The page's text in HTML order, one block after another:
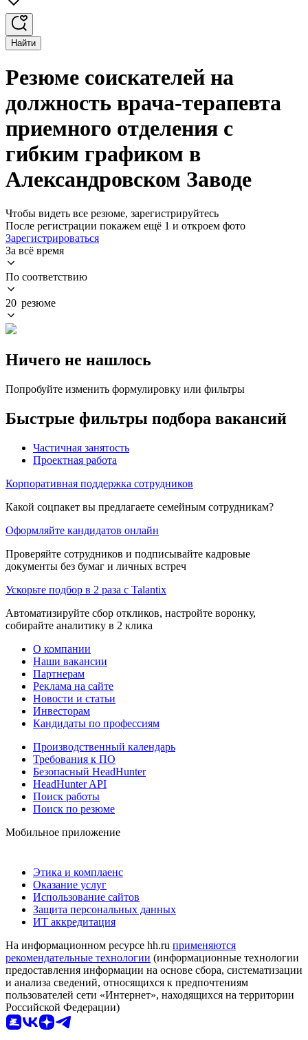
Найти
Резюме соискателей на
должность врача-терапевта
приемного отделения с
гибким графиком в
Александровском Заводе
Чтобы видеть все резюме, зарегистрируйтесь
После регистрации покажем ещё 1 и откроем фото
Зарегистрироваться
За всё время
По соответствию
20 резюме
Ничего не нашлось
Попробуйте изменить формулировку или фильтры
Быстрые фильтры подбора вакансий
Частичная занятость
Проектная работа
Корпоративная поддержка сотрудников
Какой соцпакет вы предлагаете семейным сотрудникам?
Оформляйте кандидатов онлайн
Проверяйте сотрудников и подписывайте кадровые
документы без бумаг и личных встреч
Ускорьте подбор в 2 раза с Talantix
Автоматизируйте сбор откликов, настройте воронку,
собирайте аналитику в 2 клика
О компании
Наши вакансии
Партнерам
Реклама на сайте
Новости и статьи
Инвесторам
Кандидаты по профессиям
Производственный календарь
Требования к ПО
Безопасный HeadHunter
HeadHunter API
Поиск работы
Поиск по резюме
Мобильное приложение
Этика и комплаенс
Оказание услуг
Использование сайтов
Защита персональных данных
ИТ аккредитация
На информационном ресурсе hh.ru применяются
рекомендательные технологии (информационные технологии
предоставления информации на основе сбора, систематизации
и анализа сведений, относящихся к предпочтениям
пользователей сети «Интернет», находящихся на территории
Российской Федерации)